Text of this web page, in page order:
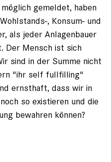
möglich gemeldet, haben
, Konsum- und
als jeder Anlagenbauer
Der Mensch ist sich
sind in der Summe nicht
"ihr self fullfilling"
ernsthaft, dass wir in
so existieren und die
bewahren können?